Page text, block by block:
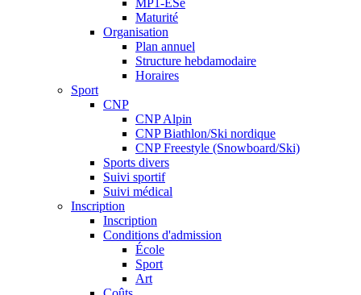
MP1-ESe
Maturité
Organisation
Plan annuel
Structure hebdamodaire
Horaires
Sport
CNP
CNP Alpin
CNP Biathlon/Ski nordique
CNP Freestyle (Snowboard/Ski)
Sports divers
Suivi sportif
Suivi médical
Inscription
Inscription
Conditions d'admission
École
Sport
Art